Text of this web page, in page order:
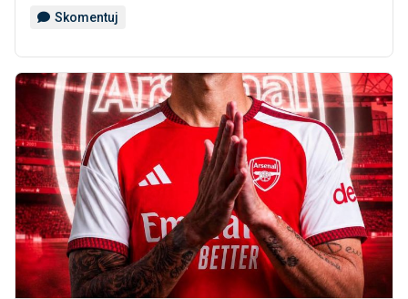
Skomentuj